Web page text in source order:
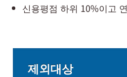
신용평점 하위 10%이고
제외대상